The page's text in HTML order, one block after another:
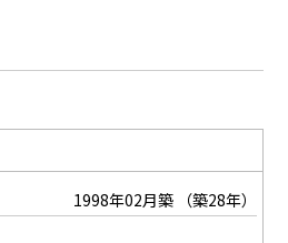
1998年02月築
（築28年）